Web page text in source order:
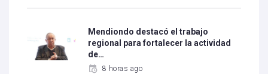
Mendiondo destacó el trabajo
regional para fortalecer la actividad
de…
8 horas ago